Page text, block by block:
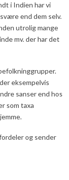
i Indien har vi
end dem selv.
utrolig mange
mv. der har det
eksempelvis
sanser end hos
som taxa
og sender